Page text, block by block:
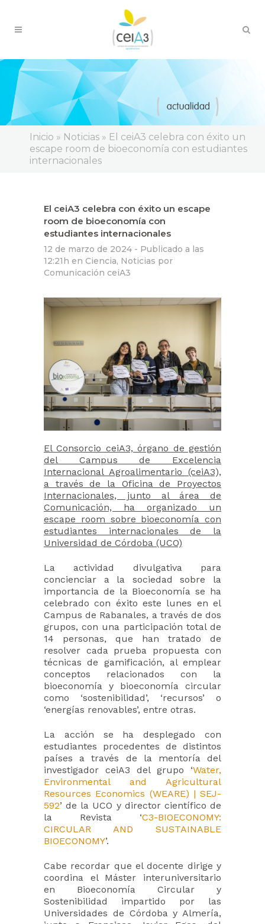
Inicio » Noticias » El ceiA3 celebra con éxito un
escape room de bioeconomía con estudiantes
internacionales
El ceiA3 celebra con éxito un escape
room de bioeconomía con
estudiantes internacionales
12 de marzo de 2024 - Publicado a las
12:21h en Ciencia, Noticias por
Comunicación ceiA3
El Consorcio ceiA3, órgano de gestión
del Campus de Excelencia
Internacional Agroalimentario (ceiA3),
a través de la Oficina de Proyectos
Internacionales, junto al área de
Comunicación, ha organizado un
escape room sobre bioeconomía con
estudiantes internacionales de la
Universidad de Córdoba (UCO)
La actividad divulgativa para
concienciar a la sociedad sobre la
importancia de la Bioeconomía se ha
celebrado con éxito este lunes en el
Campus de Rabanales, a través de dos
grupos, con una participación total de
14 personas, que han tratado de
resolver cada prueba propuesta con
técnicas de gamificación, al emplear
conceptos relacionados con la
bioeconomía y bioeconomía circular
como ‘sostenibilidad’, ‘recursos’ o
‘energías renovables’, entre otras.
La acción se ha desplegado con
estudiantes procedentes de distintos
países a través de la mentoría del
investigador ceiA3 del grupo ‘Water,
Environmental and Agricultural
Resources Economics (WEARE) | SEJ-
592’ de la UCO y director científico de
la Revista ‘C3-BIOECONOMY:
CIRCULAR AND SUSTAINABLE
BIOECONOMY’.
Cabe recordar que el docente dirige y
coordina el Máster interuniversitario
en Bioeconomía Circular y
Sostenibilidad impartido por las
Universidades de Córdoba y Almería,